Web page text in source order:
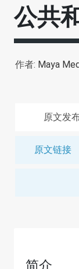
公共
作者: Maya
原文发
原文链接
简介